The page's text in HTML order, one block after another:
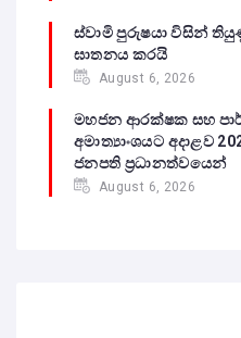
ස්වාමි පුරුෂයා විසින්
ඝාතනය කරයි
August 6, 2026
මහජන ආරක්ෂක සහ
අමාත්‍යාංශයට අදාළව
ජනපති ප්‍රධානත්වයෙන්
August 6, 2026